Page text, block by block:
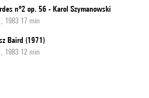
n°2 op. 56 - Karol Szymanowski
1983 17 min
Baird (1971)
1983 12 min